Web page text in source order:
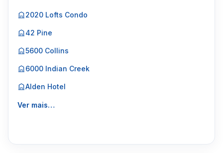
2020 Lofts Condo
42 Pine
5600 Collins
6000 Indian Creek
Alden Hotel
Ver mais…